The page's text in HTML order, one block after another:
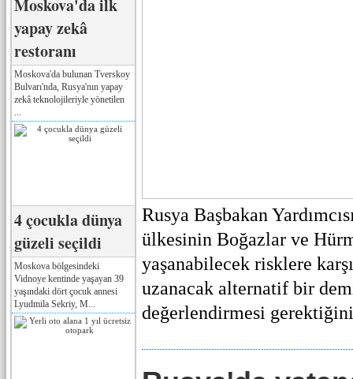
Moskova'da ilk
yapay zekâ
restoranı
Moskova'da bulunan Tverskoy
Bulvarı'nda, Rusya'nın yapay
zekâ teknolojileriyle yönetilen
4 çocukla dünya
güzeli seçildi
Moskova bölgesindeki
Vidnoye kentinde yaşayan 39
yaşındaki dört çocuk annesi
Lyudmila Sekriy, M...
Rusya Başbakan
ülkesinin Boğazlar ve
yaşanabilecek risklere
uzanacak alternatif bir
değerlendirmesi